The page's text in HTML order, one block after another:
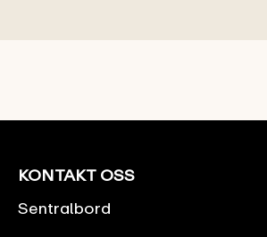
KONTAKT OSS
Sentralbord